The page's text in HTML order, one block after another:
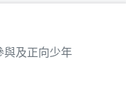
與及正向少年